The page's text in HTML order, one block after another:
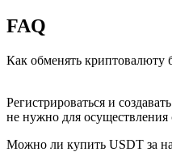
FAQ
Как обменять криптовалюту
Регистрироваться и
не нужно для осуществления
Можно ли купить USDT за